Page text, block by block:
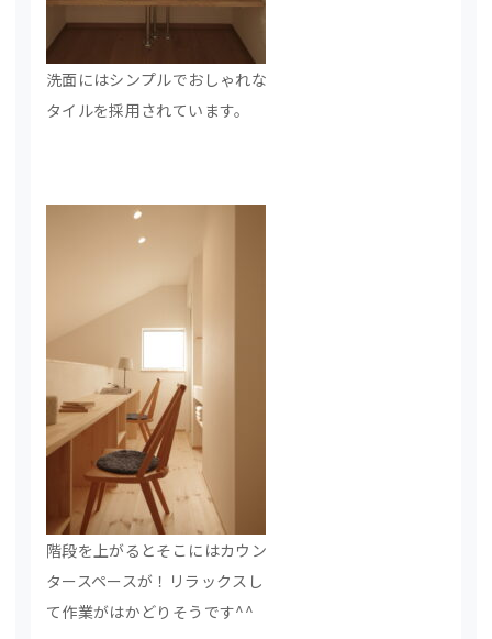
洗面にはシンプルでおしゃれな
タイルを採用されています。
階段を上がるとそこにはカウン
タースペースが！リラックスし
て作業がはかどりそうです^^